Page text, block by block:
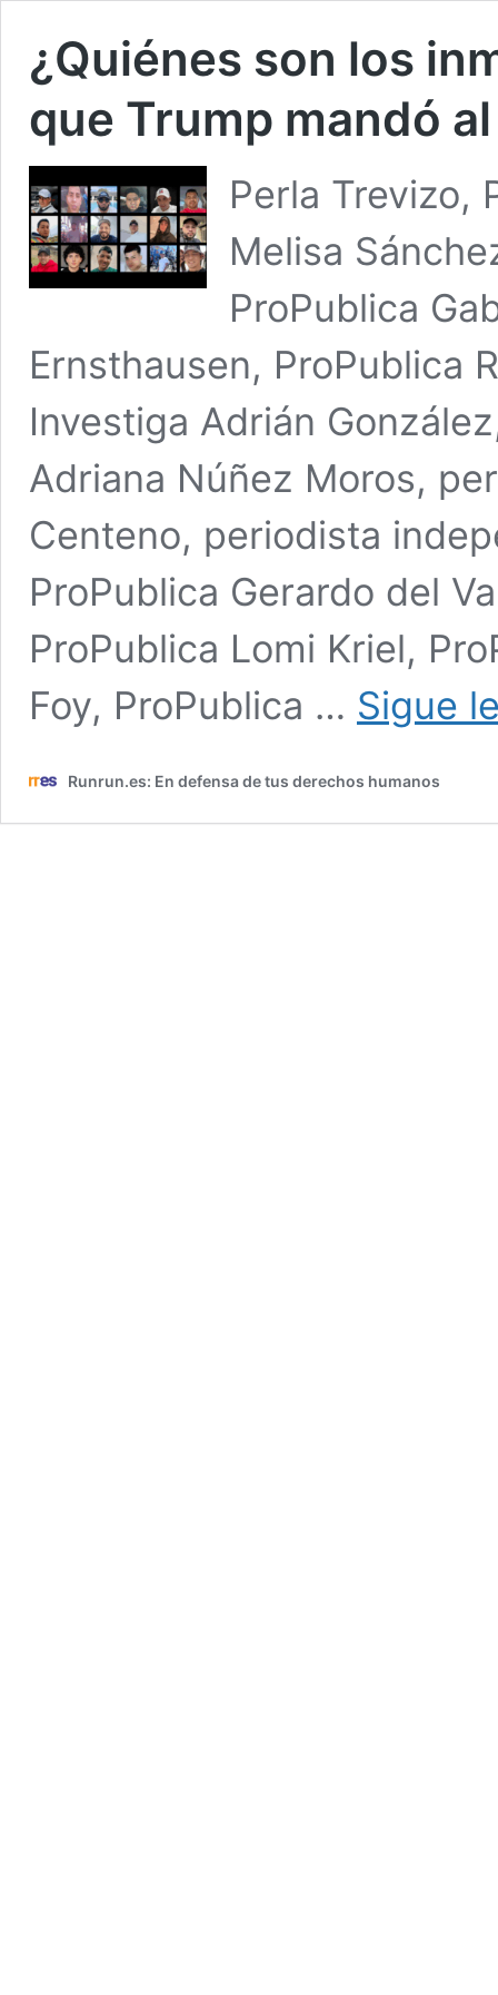
¿Quiénes son los
que Trump mandó al
Perla Trevizo,
Melisa
ProPublica
Ernsthausen, ProPublica
Investiga Adrián
Adriana Núñez Moros,
Centeno, periodista
ProPublica Gerardo del
ProPublica Lomi Kriel,
Foy, ProPublica … Sigue
Runrun.es: En defensa de tus derechos humanos